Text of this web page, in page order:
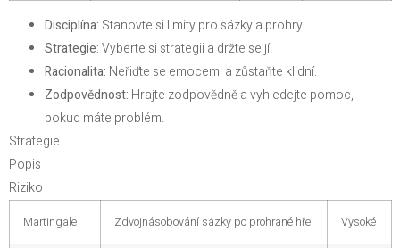
Disciplína: Stanovte si limity pro sázky a prohry.
Strategie:Vyberte si strategii a držte se jí.
Racionalita: Neřiďte se emocemi a zůstaňte klidní.
Zodpovědnost: Hrajte zodpovědně a vyhledejte pomoc,
pokud máte problém.
Strategie
Popis
Riziko
Martingale Zdvojnásobování sázky po prohrané hře Vysoké